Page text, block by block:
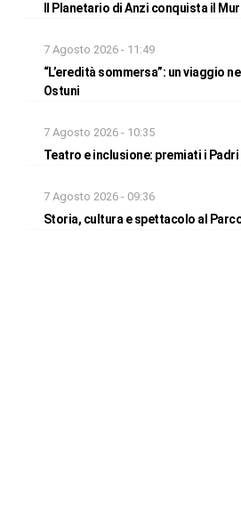
Il Planetario di Anzi conquista il Mur
7 Agosto 2026 - 11:49
“L’eredità sommersa”: un viaggio
Ostuni
7 Agosto 2026 - 10:35
Teatro e inclusione: premiati i
7 Agosto 2026 - 09:36
Storia, cultura e spettacolo al